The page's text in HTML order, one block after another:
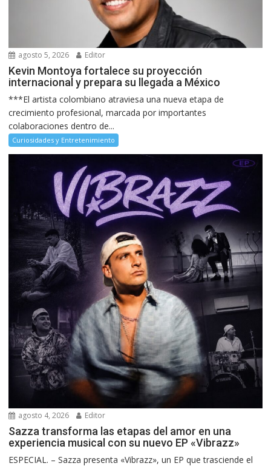
agosto 5, 2026 Editor
Kevin Montoya fortalece su proyección
internacional y prepara su llegada a México
***El artista colombiano atraviesa una nueva etapa de
crecimiento profesional, marcada por importantes
colaboraciones dentro de...
Curiosidades y Entretenimiento
agosto 4, 2026 Editor
Sazza transforma las etapas del amor en una
experiencia musical con su nuevo EP «Vibrazz»
ESPECIAL. – Sazza presenta «Vibrazz», un EP que trasciende el